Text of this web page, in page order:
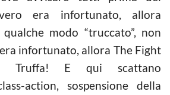
era infortunato, allora
modo “truccato”, non
infortunato, allora The Fight
Truffa! E qui scattano
action, sospensione della